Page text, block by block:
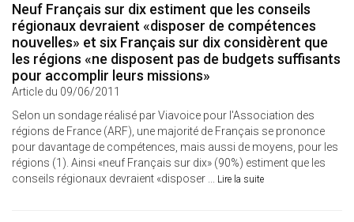
Neuf Français sur dix estiment que les conseils
régionaux devraient «disposer de compétences
nouvelles» et six Français sur dix considèrent que
les régions «ne disposent pas de budgets suffisants
pour accomplir leurs missions»
Article du 09/06/2011
Selon un sondage réalisé par Viavoice pour l'Association des
régions de France (ARF), une majorité de Français se prononce
pour davantage de compétences, mais aussi de moyens, pour les
régions (1). Ainsi «neuf Français sur dix» (90%) estiment que les
conseils régionaux devraient «disposer ... Lire la suite